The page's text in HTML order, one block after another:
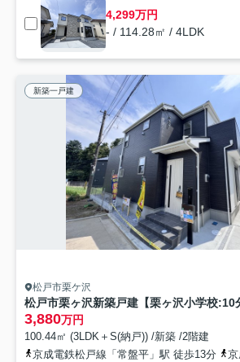
4,299万円
- / 114.28㎡ / 4LDK
新築一戸建
松戸市栗ケ沢
松戸市栗ヶ沢新築戸建【栗ヶ沢小学校:10
3,880万円
100.44㎡ (3LDK＋S(納戸)) /新築 /2階建
京成電鉄松戸線「常盤平」駅 徒歩13分
京